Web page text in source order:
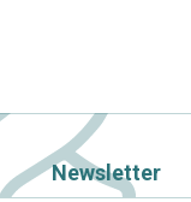
Newsletter